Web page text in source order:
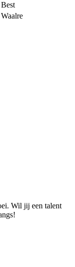
Wil jij een talent